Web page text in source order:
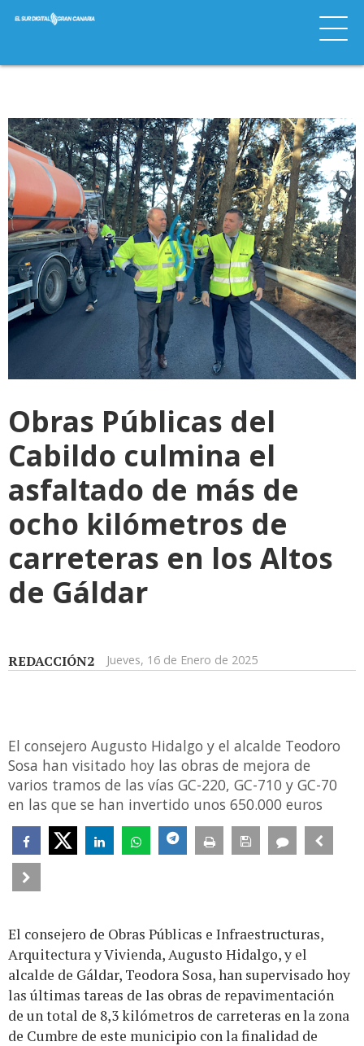
Obras Públicas del
Cabildo culmina el
asfaltado de más de
ocho kilómetros de
carreteras en los Altos
de Gáldar
REDACCIÓN2 Jueves, 16 de Enero de 2025
El consejero Augusto Hidalgo y el alcalde Teodoro
Sosa han visitado hoy las obras de mejora de
varios tramos de las vías GC-220, GC-710 y GC-70
en las que se han invertido unos 650.000 euros
El consejero de Obras Públicas e Infraestructuras,
Arquitectura y Vivienda, Augusto Hidalgo, y el
alcalde de Gáldar, Teodora Sosa, han supervisado hoy
las últimas tareas de las obras de repavimentación
de un total de 8,3 kilómetros de carreteras en la zona
de Cumbre de este municipio con la finalidad de